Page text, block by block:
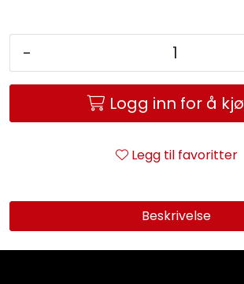
-
Logg inn for å
Legg til favoritter
Beskrivelse